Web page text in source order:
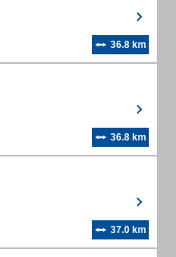
36.8 km
36.8 km
37.0 km